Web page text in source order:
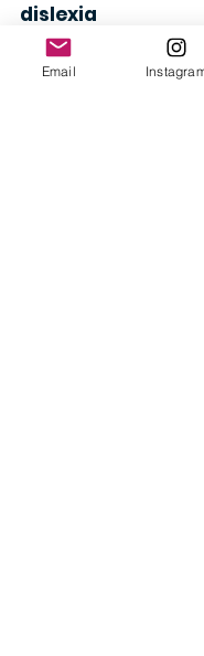
dislexia
Existen diversas
Email